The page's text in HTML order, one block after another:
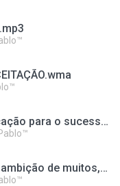
LAIR RIBEIRO - Comunicação para o sucesso.mp3
lair ribeiro - enriquecer, ambição de muitos, realização de poucos.mp3